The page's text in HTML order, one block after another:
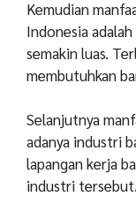
Kemudian
Indonesia
semakin luas.
membutuhkan
Selanjutnya
adanya industri
lapangan kerja
industri tersebut.